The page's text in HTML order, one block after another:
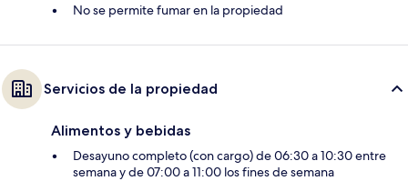
No se permite fumar en la propiedad
Servicios de la propiedad
Alimentos y bebidas
Desayuno completo (con cargo) de 06:30 a 10:30 entre
semana y de 07:00 a 11:00 los fines de semana